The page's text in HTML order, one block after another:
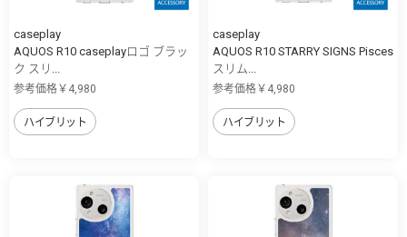
caseplay
AQUOS R10 caseplayロゴ ブラッ
ク スリ...
参考価格￥4,980
ハイブリット
caseplay
AQUOS R10 STARRY SIGNS Pisces
スリム...
参考価格￥4,980
ハイブリット